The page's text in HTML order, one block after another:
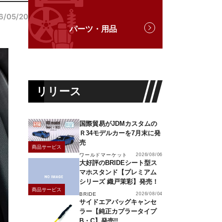
05/20
パーツ・用品
リリース
商品サービス
国際貿易がJDMカスタムの
Ｒ34モデルカーを7月末に発
売
ワールドマーケット 2026/08/06
商品サービス
大好評のBRIDEシート型ス
マホスタンド【プレミアム
シリーズ 織戸茉彩】発売！
BRIDE 2026/08/04
サイドエアバッグキャンセ
ラー【純正カプラータイプ